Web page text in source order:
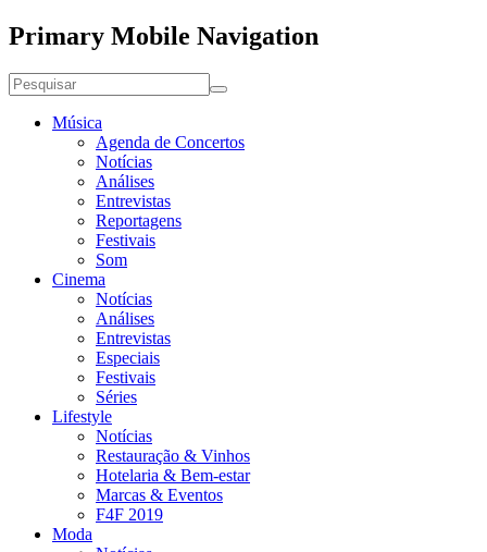
Primary Mobile Navigation
Música
Agenda de Concertos
Notícias
Análises
Entrevistas
Reportagens
Festivais
Som
Cinema
Notícias
Análises
Entrevistas
Especiais
Festivais
Séries
Lifestyle
Notícias
Restauração & Vinhos
Hotelaria & Bem-estar
Marcas & Eventos
F4F 2019
Moda